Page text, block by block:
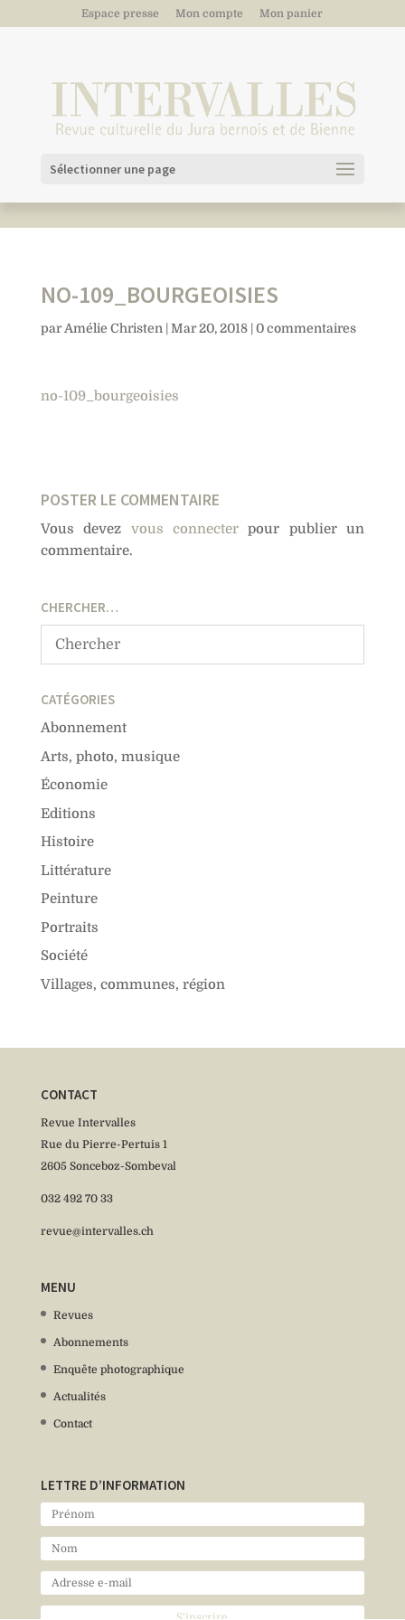
Espace presse Mon compte Mon panier
Sélectionner une page
NO-109_BOURGEOISIES
parAmélie Christen | Mar 20, 2018| 0 commentaires
no-109_bourgeoisies
POSTER LE COMMENTAIRE
Vous devez vous connecter pour publier un
commentaire.
CHERCHER…
CATÉGORIES
Abonnement
Arts, photo, musique
Économie
Editions
Histoire
Littérature
Peinture
Portraits
Société
Villages, communes, région
CONTACT
Revue Intervalles
Rue du Pierre-Pertuis 1
2605 Sonceboz-Sombeval
032 492 70 33
revue@intervalles.ch
MENU
Revues
Abonnements
Enquête photographique
Actualités
Contact
LETTRE D’INFORMATION